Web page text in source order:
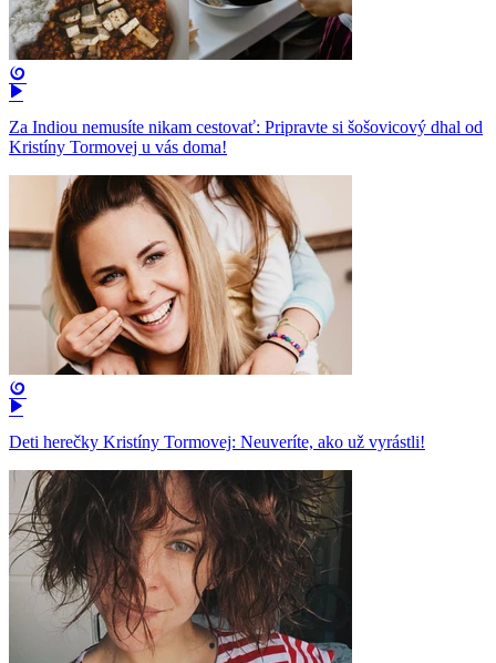
Za Indiou nemusíte nikam cestovať: Pripravte si šošovicový dhal od
Kristíny Tormovej u vás doma!
Deti herečky Kristíny Tormovej: Neuveríte, ako už vyrástli!